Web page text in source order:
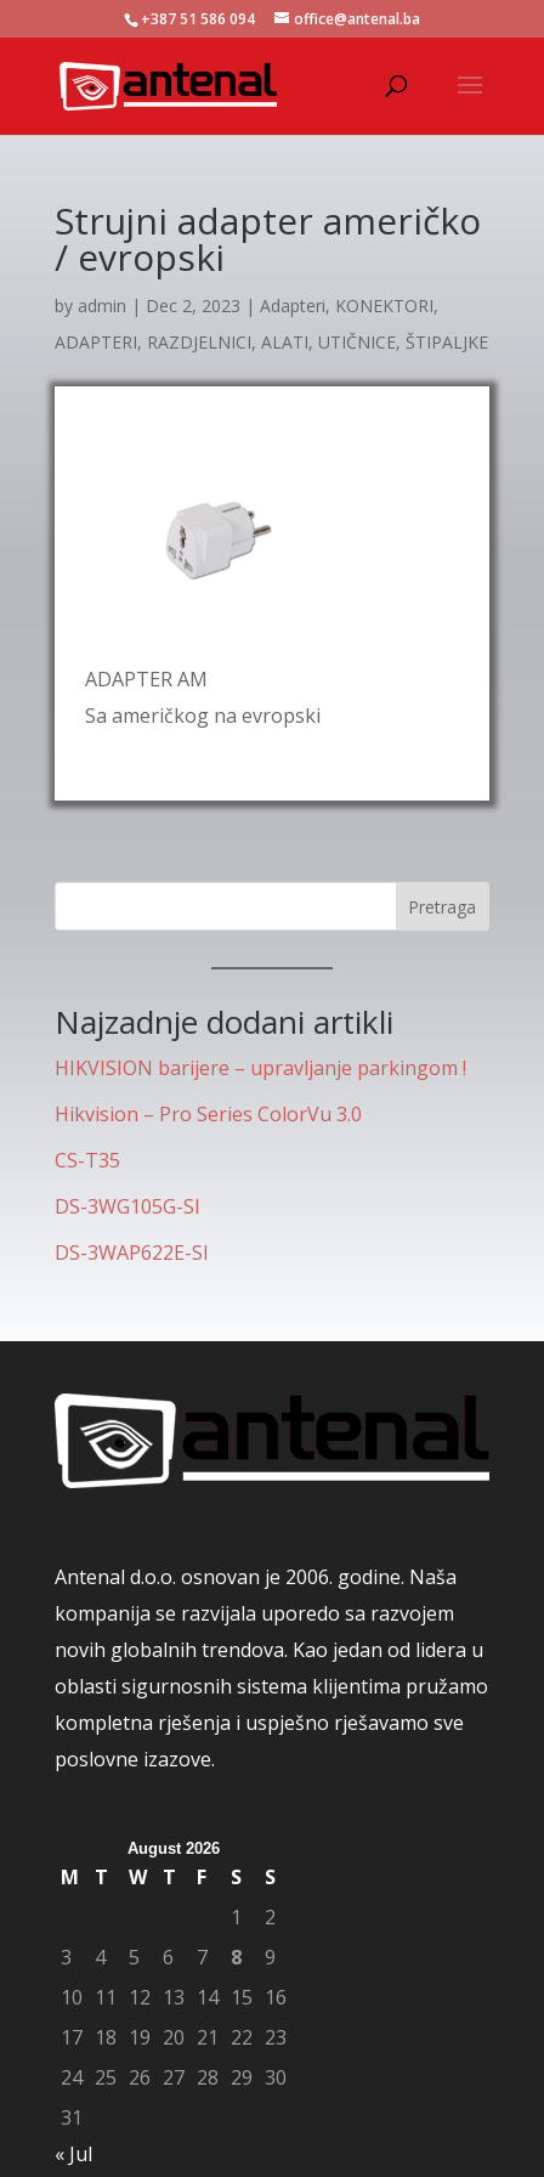
+387 51 586 094 office@antenal.ba
Strujni adapter američko
/ evropski
by admin | Dec 2, 2023 | Adapteri, KONEKTORI,
ADAPTERI, RAZDJELNICI, ALATI, UTIČNICE, ŠTIPALJKE
ADAPTER AM
Sa američkog na evropski
Pretraga
Najzadnje dodani artikli
HIKVISION barijere – upravljanje parkingom !
Hikvision – Pro Series ColorVu 3.0
CS-T35
DS-3WG105G-SI
DS-3WAP622E-SI
Antenal d.o.o. osnovan je 2006. godine. Naša
kompanija se razvijala uporedo sa razvojem
novih globalnih trendova. Kao jedan od lidera u
oblasti sigurnosnih sistema klijentima pružamo
kompletna rješenja i uspješno rješavamo sve
poslovne izazove.
August 2026
M T W T F S
S
1
2
3
4 5 6 7 8
9
10 11 12 13 14 15 16
17 18 19 20 21 22 23
24 25 26 27 28 29 30
31
« Jul